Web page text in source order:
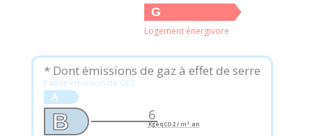
G
Logement énergivore
* Dont émissions de gaz à effet de serre
Faible émission de GES
A
B 6
KgéqCO2 / m².an